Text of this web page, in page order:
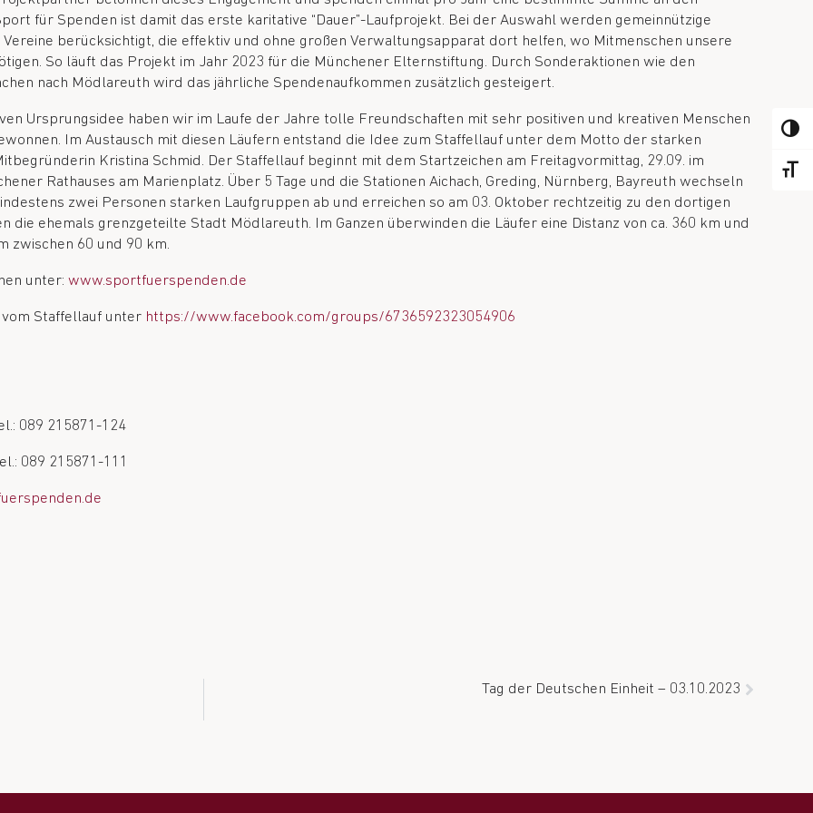
für Spenden ist damit das erste karitative “Dauer”-Laufprojekt. Bei der Auswahl werden gemeinnützige
Vereine berücksichtigt, die effektiv und ohne großen Verwaltungsapparat dort helfen, wo Mitmenschen unsere
So läuft das Projekt im Jahr 2023 für die Münchener Elternstiftung. Durch Sonderaktionen wie den
nach Mödlareuth wird das jährliche Spendenaufkommen zusätzlich gesteigert.
Ursprungsidee haben wir im Laufe der Jahre tolle Freundschaften mit sehr positiven und kreativen Menschen
Im Austausch mit diesen Läufern entstand die Idee zum Staffellauf unter dem Motto der starken
Kristina Schmid. Der Staffellauf beginnt mit dem Startzeichen am Freitagvormittag, 29.09. im
Rathauses am Marienplatz. Über 5 Tage und die Stationen Aichach, Greding, Nürnberg, Bayreuth wechseln
zwei Personen starken Laufgruppen ab und erreichen so am 03. Oktober rechtzeitig zu den dortigen
die ehemals grenzgeteilte Stadt Mödlareuth. Im Ganzen überwinden die Läufer eine Distanz von ca. 360 km und
zwischen 60 und 90 km.
unter: www.sportfuerspenden.de
Staffellauf unter https://www.facebook.com/groups/6736592323054906
089 215871-124
089 215871-111
Tag der Deutschen Einheit – 03.10.2023